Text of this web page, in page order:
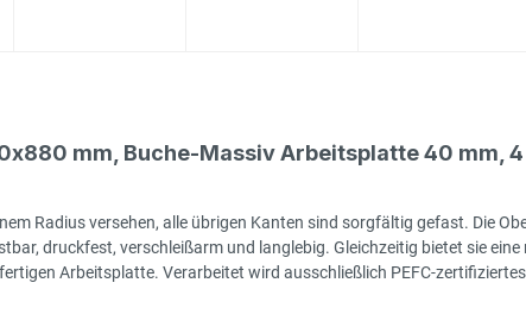
mm, Buche-Massiv Arbeitsplatte 40 mm,
Radius versehen, alle übrigen Kanten sind sorgfältig gefast. Die
druckfest, verschleißarm und langlebig. Gleichzeitig bietet sie
Arbeitsplatte. Verarbeitet wird ausschließlich PEFC-